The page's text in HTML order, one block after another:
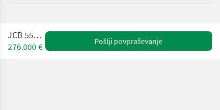
JCB 555P-21
276.000 €
Pošlji povpraševanje